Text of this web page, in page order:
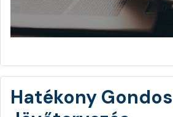
Hatékony